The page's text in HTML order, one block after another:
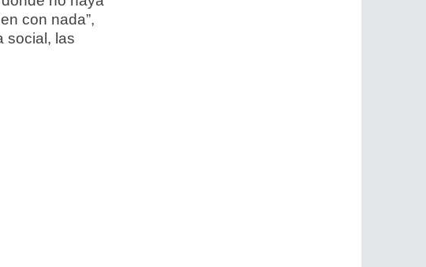
con nada”,
social, las